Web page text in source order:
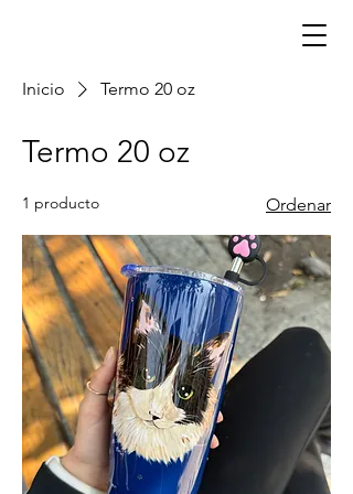
¡Haz tu pedido con anticipación!
Inicio Termo 20 oz
Termo 20 oz
1 producto Ordenar